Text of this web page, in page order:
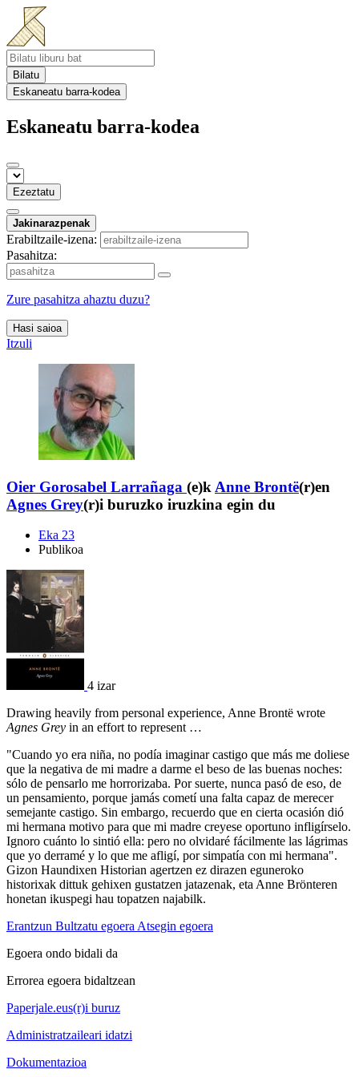
Bilatu
Eskaneatu barra-kodea
Eskaneatu barra-kodea
Ezeztatu
Jakinarazpenak
Erabiltzaile-izena:
Pasahitza:
Zure pasahitza ahaztu duzu?
Hasi saioa
Itzuli
Oier Gorosabel Larrañaga (e)k Anne Brontë(r)en
Agnes Grey(r)i buruzko iruzkina egin du
Eka 23
Publikoa
4 izar
Drawing heavily from personal experience, Anne Brontë wrote
Agnes Grey in an effort to represent …
"Cuando yo era niña, no podía imaginar castigo que más me doliese
que la negativa de mi madre a darme el beso de las buenas noches:
sólo de pensarlo me horrorizaba. Por suerte, nunca pasó de eso, de
un pensamiento, porque jamás cometí una falta capaz de merecer
semejante castigo. Sin embargo, recuerdo que en cierta ocasión dió
mi hermana motivo para que mi madre creyese oportuno infligírselo.
Ignoro cuánto lo sintió ella: pero no olvidaré fácilmente las lágrimas
que yo derramé y lo que me afligí, por simpatía con mi hermana".
Gizon Haundixen Historian agertzen ez dirazen eguneroko
historixak dittuk gehixen gustatzen jatazenak, eta Anne Brönteren
honetan ikuspegi hau topatzen najabilk.
Erantzun Bultzatu egoera Atsegin egoera
Egoera ondo bidali da
Errorea egoera bidaltzean
Paperjale.eus(r)i buruz
Administratzaileari idatzi
Dokumentazioa